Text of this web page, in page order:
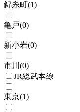
錦糸町(1)
亀戸(0)
新小岩(0)
市川 (0)
JR総武本線
東京(1)